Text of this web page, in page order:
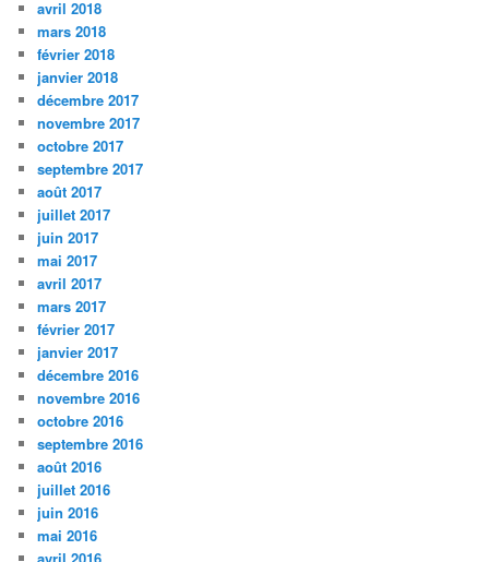
avril 2018
mars 2018
février 2018
janvier 2018
décembre 2017
novembre 2017
octobre 2017
septembre 2017
août 2017
juillet 2017
juin 2017
mai 2017
avril 2017
mars 2017
février 2017
janvier 2017
décembre 2016
novembre 2016
octobre 2016
septembre 2016
août 2016
juillet 2016
juin 2016
mai 2016